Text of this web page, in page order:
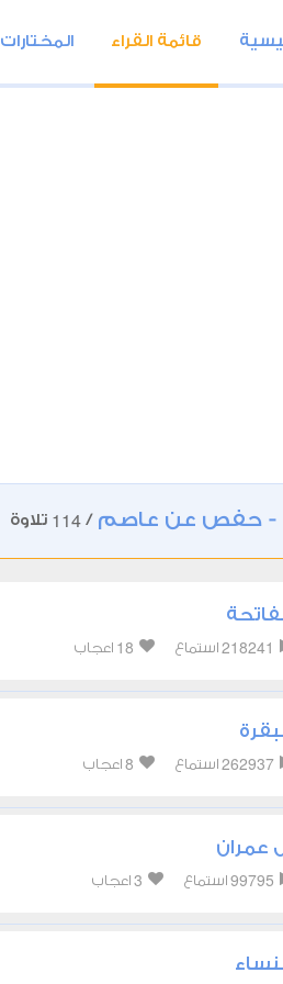
قائمة القراء المختارات
- حفص عن عاصم /
114 تلاوة
218241 استماع 18 اعجاب
262937 استماع 8 اعجاب
عمران
99795 استماع 3 اعجاب